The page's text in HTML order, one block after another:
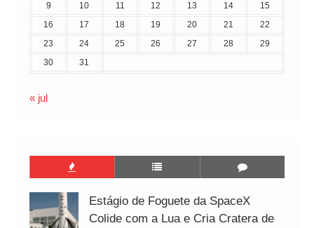
9
10 11 12 13 14
15
16
17 18 19 20 21
22
23
24 25 26 27 28
29
30
31
« jul
Estágio de Foguete da SpaceX
Colide com a Lua e Cria Cratera de